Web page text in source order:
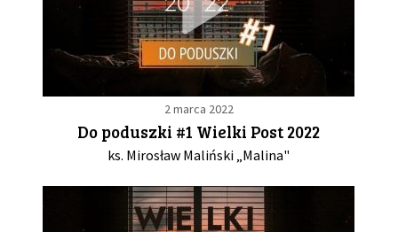
2 marca 2022
Do poduszki #1 Wielki Post 2022
ks. Mirosław Maliński „Malina"